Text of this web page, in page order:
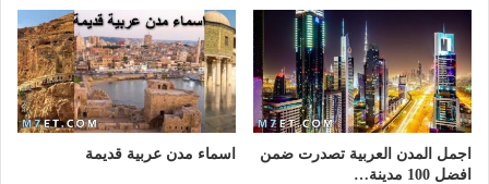
اجمل المدن العربية تصدرت ضمن
افضل 100 مدينة…
اسماء مدن عربية قديمة